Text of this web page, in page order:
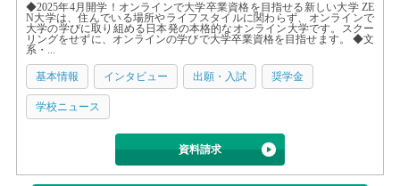
◆2025年4月開学！オンラインで大学卒業資格を目指せる新しい大学 ZE
N大学は、住んでいる場所やライフスタイルに関わらず、オンラインで
大学の学びに取り組める日本発の本格的なオンライン大学です。スクー
リングをせずに、オンラインの学びで大学卒業資格を目指せます。 ◆文
系・...
基本情報 インタビュー 出願・入試 奨学金
学校ニュース
資料請求